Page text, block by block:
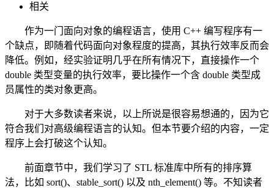
相关
作为一门面向对象的编程语言，使用 C++ 编写程序有一
个缺点，即随着代码面向对象程度的提高，其执行效率反而会
降低。例如，经实验证明几乎在所有情况下，直接操作一个
double 类型变量的执行效率，要比操作一个含 double 类型成
员属性的类对象更高。
对于大多数读者来说，以上所说是很容易想通的，因为它
符合我们对高级编程语言的认知。但本节要介绍的内容，一定
程序上会打破这个认知。
前面章节中，我们学习了 STL 标准库中所有的排序算
法，比如 sort()、stable_sort() 以及 nth_element() 等。不知读者